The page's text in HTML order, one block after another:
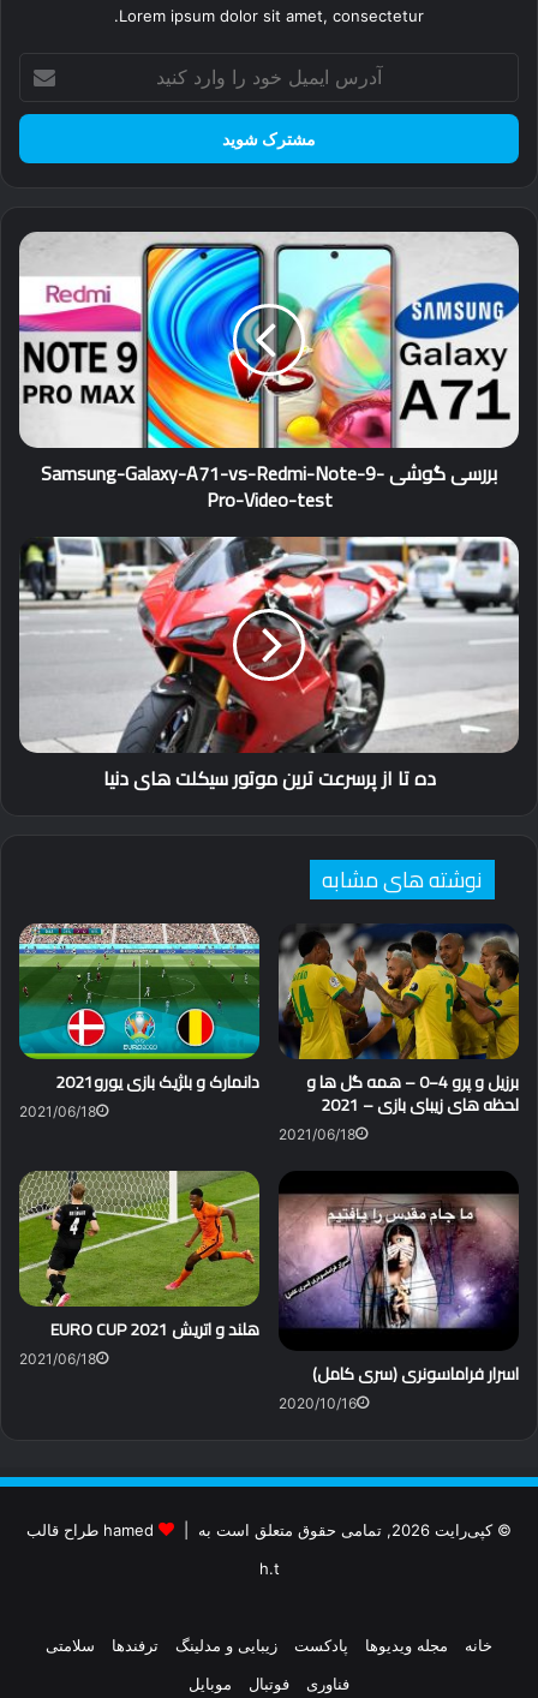
Lorem ipsum dolor sit amet, consectetur.
خود
وارد
بررسی
Samsung-
Galaxy-
A71-
vs-
Redmi-
Note-
9-
Pro-
بررسی گوشی Samsung-Galaxy-A71-vs-Redmi-Note-9-
Pro-Video-test
ده
تا
از
پرسرعت
ترین
سیکلت
دنیا
ده تا از پرسرعت ترین موتور سیکلت های دنیا
نوشته های مشابه
دانمارک و بلژیک بازی یورو2021
2021/06/18
برزیل و پرو 4−0 – همه گل ها و
لحظه های زیبای بازی – 2021
2021/06/18
هلند و اتریش EURO CUP 2021
2021/06/18 اسرار فراماسونری (سری کامل)
2020/10/16
© کپی‌رایت 2026, تمامی حقوق متعلق است به |
hamed طراح قالب
h.t
خانه مجله ویدیوها پادکست زیبایی و مدلینگ ترفندها
سلامتی
فناوری
فوتبال موبایل